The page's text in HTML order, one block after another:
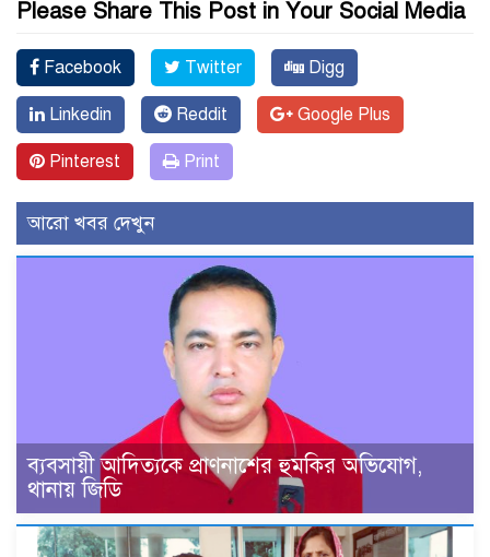
Please Share This Post in Your Social Media
Facebook Twitter Digg
Linkedin Reddit Google Plus
Pinterest Print
আরো খবর দেখুন
ব্যবসায়ী আদিত্যকে প্রাণনাশের হুমকির অভিযোগ,
থানায় জিডি